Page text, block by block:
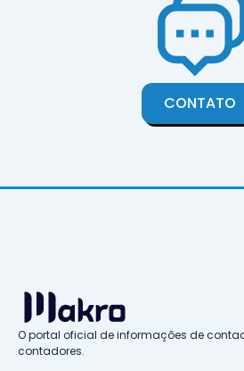
CONTATO
O portal oficial de informações de
contadores.